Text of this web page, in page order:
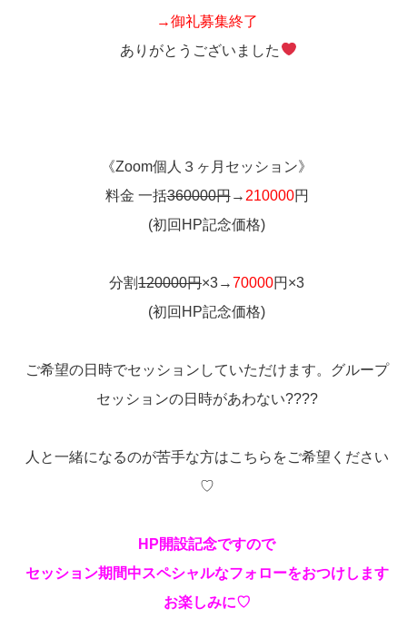
→御礼募集終了
ありがとうございました
《Zoom個人３ヶ月セッション》
料金 一括360000円→ 210000円
(初回HP記念価格)
分割120000円×3→70000円×3
(初回HP記念価格)
ご希望の日時でセッションしていただけます。グループ
セッションの日時があわない????
人と一緒になるのが苦手な方はこちらをご希望ください
♡
HP開設記念ですので
セッション期間中スペシャルなフォローをおつけします
お楽しみに♡